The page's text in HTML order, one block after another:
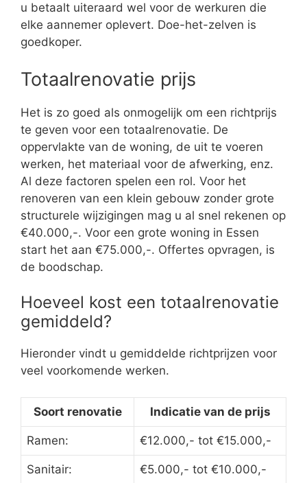
u betaalt uiteraard wel voor de werkuren die
elke aannemer oplevert. Doe-het-zelven is
goedkoper.
Totaalrenovatie prijs
Het is zo goed als onmogelijk om een richtprijs
te geven voor een totaalrenovatie. De
oppervlakte van de woning, de uit te voeren
werken, het materiaal voor de afwerking, enz.
Al deze factoren spelen een rol. Voor het
renoveren van een klein gebouw zonder grote
structurele wijzigingen mag u al snel rekenen op
€40.000,-. Voor een grote woning in Essen
start het aan €75.000,-. Offertes opvragen, is
de boodschap.
Hoeveel kost een totaalrenovatie
gemiddeld?
Hieronder vindt u gemiddelde richtprijzen voor
veel voorkomende werken.
Soort renovatie Indicatie van de prijs
Ramen: €12.000,- tot €15.000,-
Sanitair: €5.000,- tot €10.000,-